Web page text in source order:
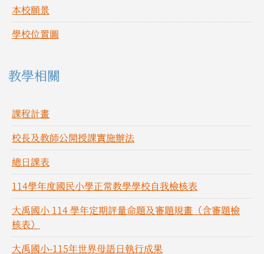
本校願景
學校位置圖
教學相關
課程計畫
校長及教師公開授課實施辦法
總日課表
114學年度國民小學正常教學學校自我檢核表
大禹國小 114 學年定期評量命題及審題規畫（含審題檢
核表）
大禹國小-115年世界母語日執行成果